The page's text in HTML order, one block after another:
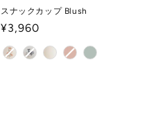
スナックカップ Blush
通
常
価
¥3,960